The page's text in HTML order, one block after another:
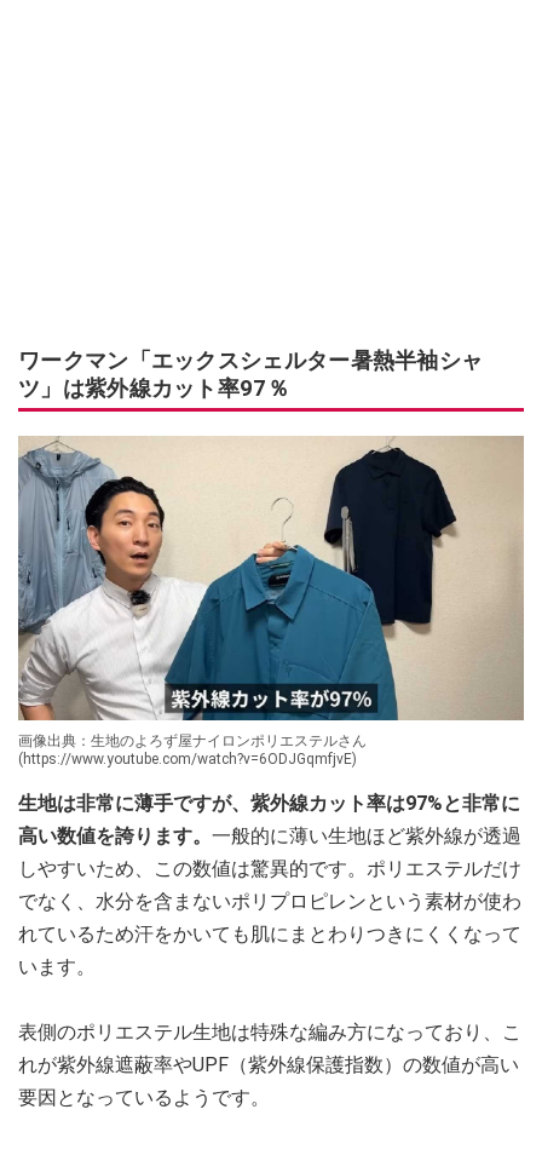
ワークマン「エックスシェルター暑熱半袖シャ
ツ」は紫外線カット率97％
画像出典：生地のよろず屋ナイロンポリエステルさん
(https://www.youtube.com/watch?v=6ODJGqmfjvE)
生地は非常に薄手ですが、紫外線カット率は97%と非常に
高い数値を誇ります。 一般的に薄い生地ほど紫外線が透過
しやすいため、この数値は驚異的です。ポリエステルだけ
でなく、水分を含まないポリプロピレンという素材が使わ
れているため汗をかいても肌にまとわりつきにくくなって
います。
表側のポリエステル生地は特殊な編み方になっており、こ
れが紫外線遮蔽率やUPF（紫外線保護指数）の数値が高い
要因となっているようです。